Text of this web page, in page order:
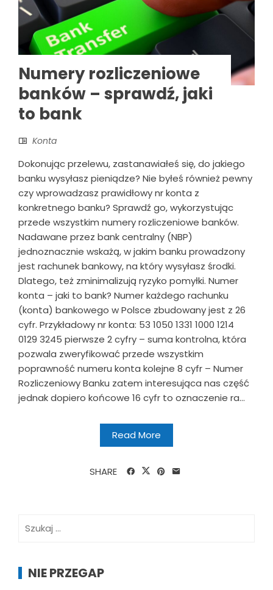
Numery rozliczeniowe
banków – sprawdź, jaki
to bank
Konta
Dokonując przelewu, zastanawiałeś się, do jakiego
banku wysyłasz pieniądze? Nie byłeś również pewny
czy wprowadzasz prawidłowy nr konta z
konkretnego banku? Sprawdź go, wykorzystując
przede wszystkim numery rozliczeniowe banków.
Nadawane przez bank centralny (NBP)
jednoznacznie wskażą, w jakim banku prowadzony
jest rachunek bankowy, na który wysyłasz środki.
Dlatego, też zminimalizują ryzyko pomyłki. Numer
konta – jaki to bank? Numer każdego rachunku
(konta) bankowego w Polsce zbudowany jest z 26
cyfr. Przykładowy nr konta: 53 1050 1331 1000 1214
0129 3245 pierwsze 2 cyfry – suma kontrolna, która
pozwala zweryfikować przede wszystkim
poprawność numeru konta kolejne 8 cyfr – Numer
Rozliczeniowy Banku zatem interesująca nas część
jednak dopiero końcowe 16 cyfr to oznaczenie ra...
Read More
SHARE
NIE PRZEGAP